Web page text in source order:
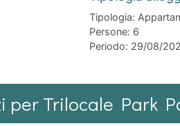
Tipologia:
Persone: 6
Periodo: 29/08/
per Trilocale Park